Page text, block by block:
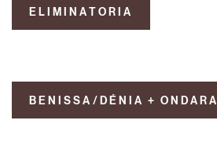
ELIMINATORIA
BENISSA/DÉNIA + ONDARA